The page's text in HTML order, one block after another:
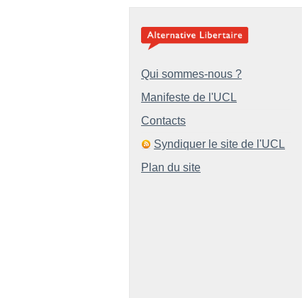
Qui sommes-nous ?
Manifeste de l'UCL
Contacts
Syndiquer le site de l'UCL
Plan du site